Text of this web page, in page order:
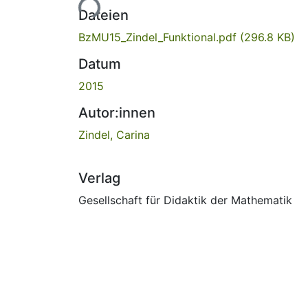
Dateien
BzMU15_Zindel_Funktional.pdf (296.8 KB)
Datum
2015
Autor:innen
Zindel, Carina
Verlag
Gesellschaft für Didaktik der Mathematik